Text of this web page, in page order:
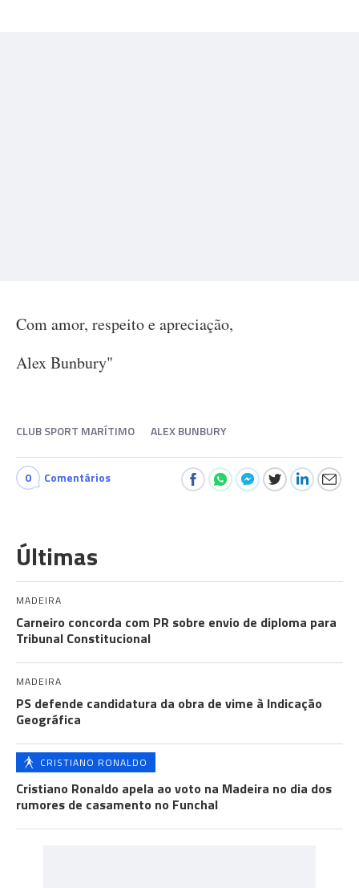
Com amor, respeito e apreciação,
Alex Bunbury"
CLUB SPORT MARÍTIMO ALEX BUNBURY
0 Comentários
Últimas
MADEIRA
Carneiro concorda com PR sobre envio de diploma para
Tribunal Constitucional
MADEIRA
PS defende candidatura da obra de vime à Indicação
Geográfica
CRISTIANO RONALDO
Cristiano Ronaldo apela ao voto na Madeira no dia dos
rumores de casamento no Funchal